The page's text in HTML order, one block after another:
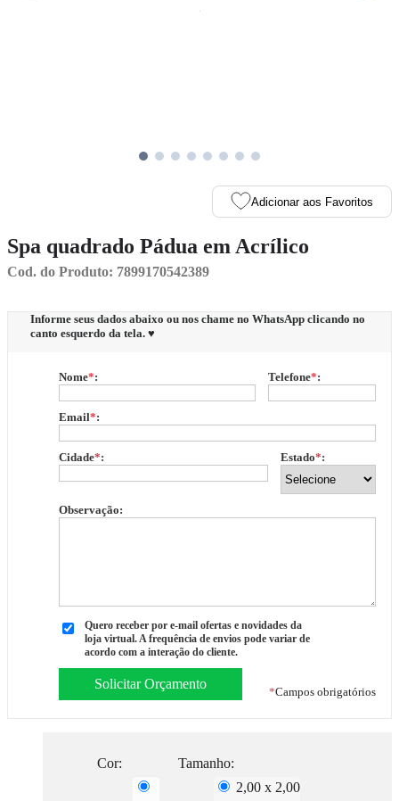
Adicionar aos Favoritos
Spa quadrado Pádua em Acrílico
Cod. do Produto: 7899170542389
Informe seus dados abaixo ou nos chame no WhatsApp clicando no
canto esquerdo da tela. ♥
Nome*: Telefone*:
Email*:
Cidade*: Estado*:
Observação:
Quero receber por e-mail ofertas e novidades da
loja virtual. A frequência de envios pode variar de
acordo com a interação do cliente.
*Campos obrigatórios
Cor:
Tamanho:
2,00 x 2,00